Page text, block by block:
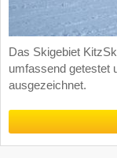
Das Skigebiet
umfassend getestet
ausgezeichnet.